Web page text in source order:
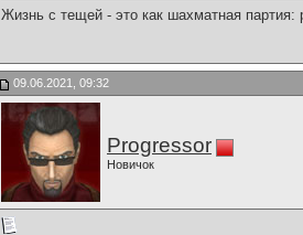
Жизнь с тещей - это как шахматная партия:
09.06.2021, 09:32
Progressor
Новичок